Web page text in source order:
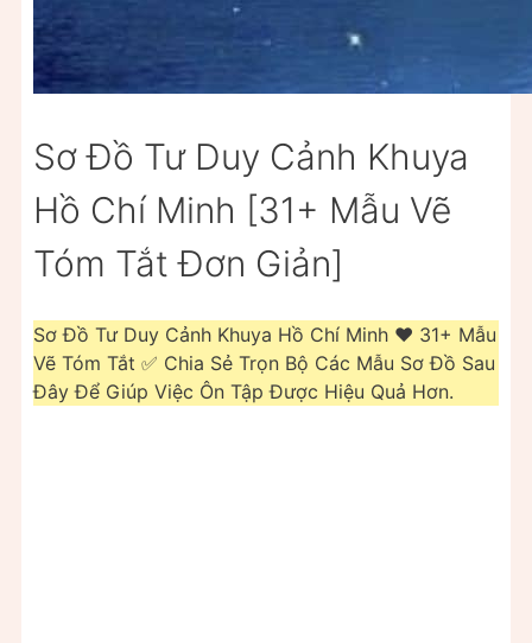
Sơ Đồ Tư Duy Cảnh Khuya
Hồ Chí Minh [31+ Mẫu Vẽ
Tóm Tắt Đơn Giản]
Sơ Đồ Tư Duy Cảnh Khuya Hồ Chí Minh ❤️️ 31+ Mẫu
Vẽ Tóm Tắt ✅ Chia Sẻ Trọn Bộ Các Mẫu Sơ Đồ Sau
Đây Để Giúp Việc Ôn Tập Được Hiệu Quả Hơn.